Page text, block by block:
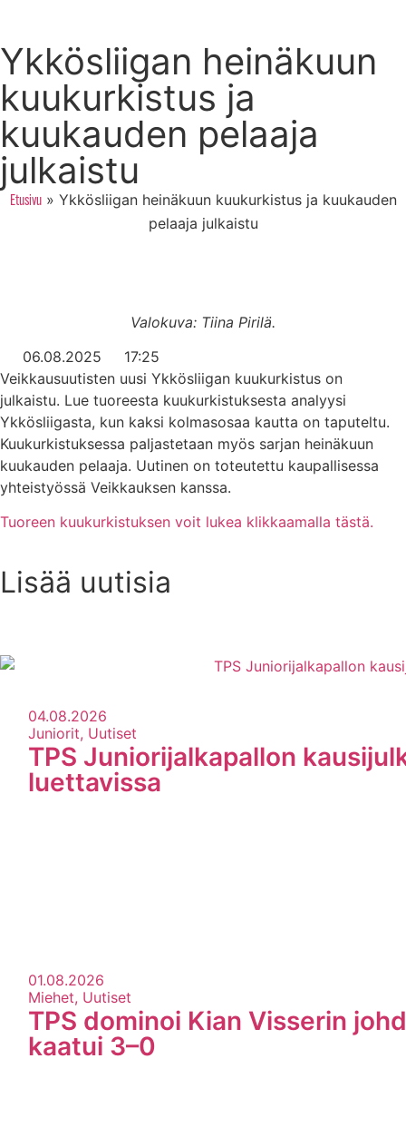
Ykkösliigan heinäkuun
kuukurkistus ja
kuukauden pelaaja
julkaistu
Etusivu» Ykkösliigan heinäkuun kuukurkistus ja kuukauden
pelaaja julkaistu
Valokuva: Tiina Pirilä.
06.08.2025
17:25
Veikkausuutisten uusi Ykkösliigan kuukurkistus on
julkaistu. Lue tuoreesta kuukurkistuksesta analyysi
Ykkösliigasta, kun kaksi kolmasosaa kautta on taputeltu.
Kuukurkistuksessa paljastetaan myös sarjan heinäkuun
kuukauden pelaaja. Uutinen on toteutettu kaupallisessa
yhteistyössä Veikkauksen kanssa.
Tuoreen kuukurkistuksen voit lukea klikkaamalla tästä.
Lisää uutisia
04.08.2026
Juniorit, Uutiset
TPS Juniorijalkapallon
luettavissa
01.08.2026
Miehet, Uutiset
TPS dominoi Kian Visserin
kaatui 3–0